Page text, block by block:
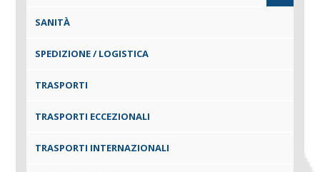
SANITÀ
SPEDIZIONE / LOGISTICA
TRASPORTI
TRASPORTI ECCEZIONALI
TRASPORTI INTERNAZIONALI